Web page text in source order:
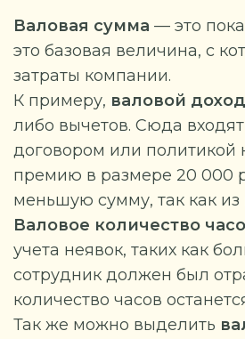
Валовая сумма — это
это базовая величина, с
затраты компании.
К примеру, валовой
либо вычетов. Сюда
договором или политикой
премию в размере 20 000
меньшую сумму, так как
Валовое количество
учета неявок, таких как
сотрудник должен был
количество часов
Так же можно выделить